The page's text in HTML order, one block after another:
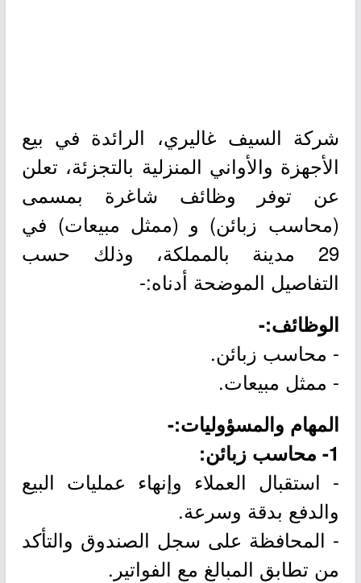
شركة السيف غاليري، الرائدة في بيع
الأجهزة والأواني المنزلية بالتجزئة، تعلن
عن توفر وظائف شاغرة بمسمى
(محاسب زبائن) و (ممثل مبيعات) في
29 مدينة بالمملكة، وذلك حسب
التفاصيل الموضحة أدناه:-
الوظائف:-
- محاسب زبائن.
- ممثل مبيعات.
المهام والمسؤوليات:-
1- محاسب زبائن:
- استقبال العملاء وإنهاء عمليات البيع
والدفع بدقة وسرعة.
- المحافظة على سجل الصندوق والتأكد
من تطابق المبالغ مع الفواتير.